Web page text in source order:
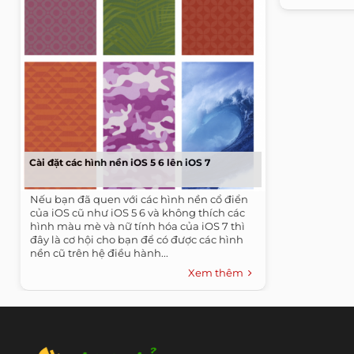
Cài đặt các hình nền iOS 5 6 lên iOS 7
Nếu bạn đã quen với các hình nền cổ điển
của iOS cũ như iOS 5 6 và không thích các
hình màu mè và nữ tính hóa của iOS 7 thì
đây là cơ hội cho bạn để có được các hình
nền cũ trên hệ điều hành...
Xem thêm